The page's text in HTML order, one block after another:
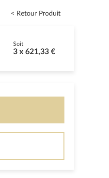
< Retour Produit
Soit
3 x 621,33 €